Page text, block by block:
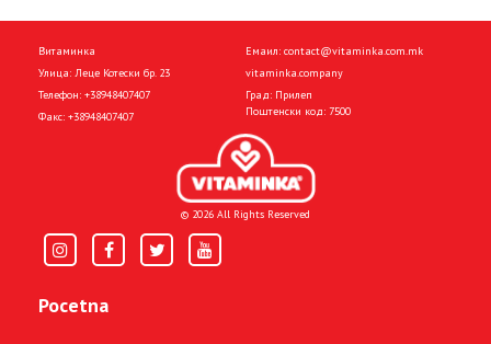
Витаминка
Улица: Леце Котески бр. 23
Телефон: +38948407407
Факс: +38948407407
Емаил: contact@vitaminka.com.mk
vitaminka.company
Град: Прилеп
Поштенски код: 7500
© 2026 All Rights Reserved
Pocetna